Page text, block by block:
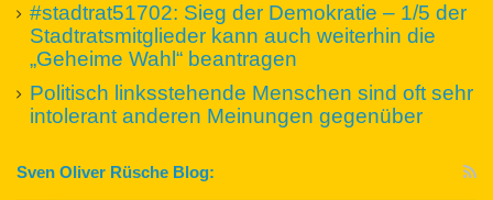
#stadtrat51702: Sieg der Demokratie – 1/5 der
Stadtratsmitglieder kann auch weiterhin die
„Geheime Wahl“ beantragen
Politisch linksstehende Menschen sind oft sehr
intolerant anderen Meinungen gegenüber
Sven Oliver Rüsche Blog: